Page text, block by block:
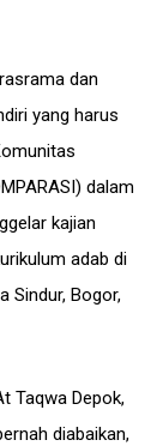
dan
yang harus
dalam
kajian
adab di
Sindur, Bogor,
Taqwa Depok,
diabaikan,